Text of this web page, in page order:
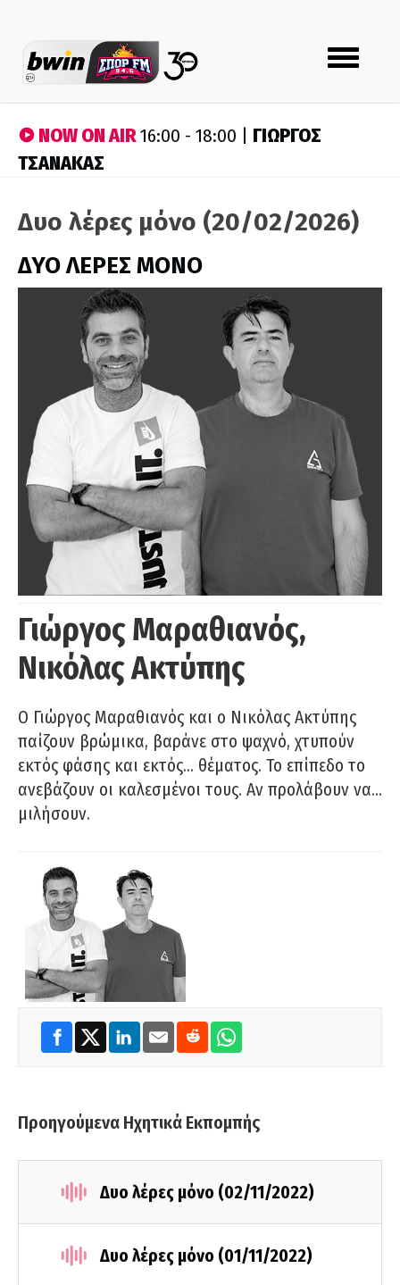
Toggle
navigation
NOW ON AIR16:00 - 18:00 | ΓΙΩΡΓΟΣ
ΤΣΑΝΑΚΑΣ
Δυο λέρες μόνο (20/02/2026)
ΔΥΟ ΛΕΡΕΣ ΜΟΝΟ
Γιώργος Μαραθιανός,
Νικόλας Ακτύπης
Ο Γιώργος Μαραθιανός και ο Νικόλας Ακτύπης
παίζουν βρώμικα, βαράνε στο ψαχνό, χτυπούν
εκτός φάσης και εκτός… θέματος. Το επίπεδο το
ανεβάζουν οι καλεσμένοι τους. Αν προλάβουν να…
μιλήσουν.
Προηγούμενα Ηχητικά Εκπομπής
Δυο λέρες μόνο (02/11/2022)
Δυο λέρες μόνο (01/11/2022)